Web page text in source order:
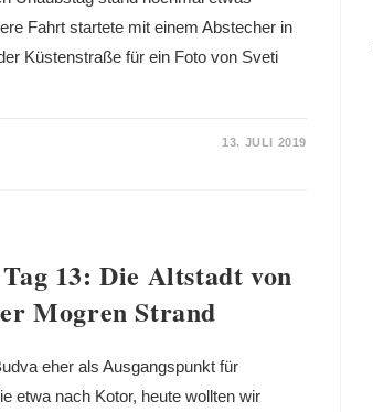
Fahrt startete mit einem Abstecher in
Küstenstraße für ein Foto von Sveti
13. JULI 2019
13: Die Altstadt von
Mogren Strand
eher als Ausgangspunkt für
etwa nach Kotor, heute wollten wir